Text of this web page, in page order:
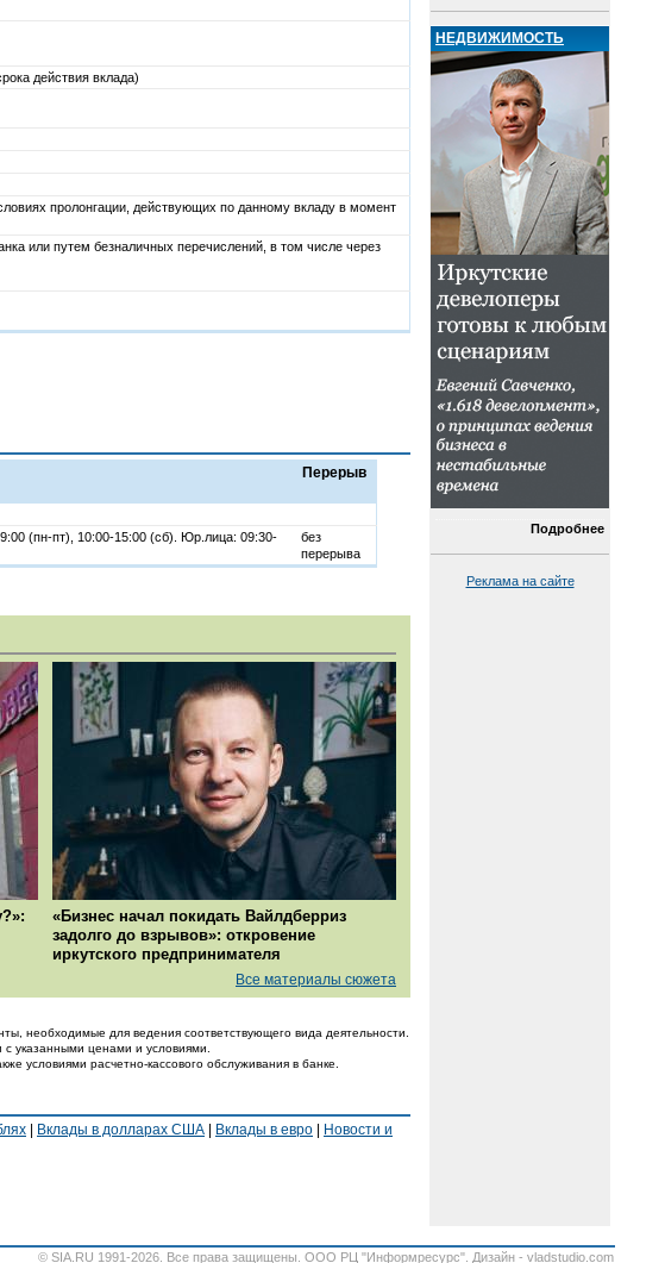
действия вклада)
пролонгации, действующих по данному вкладу в момент
или путем безналичных перечислений, в том числе через
Перерыв
(пн-пт), 10:00-15:00 (сб). Юр.лица: 09:30-
без
перерыва
«Бизнес начал покидать Вайлдберриз
задолго до взрывов»: откровение
иркутского предпринимателя
Все материалы сюжета
необходимые для ведения соответствующего вида деятельности.
с указанными ценами и условиями.
условиями расчетно-кассового обслуживания в банке.
Вклады в долларах США Вклады в евро
Новости и
НЕДВИЖИМОСТЬ
Подробнее
Реклама на сайте
© SIA.RU 1991-2026. Все права защищены . ООО РЦ "Информресурс". Дизайн - vladstudio.com